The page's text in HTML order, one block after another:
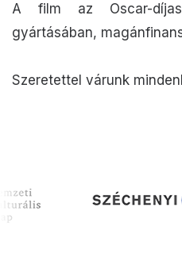
A film az Oscar-
gyártásában,
Szeretettel várunk